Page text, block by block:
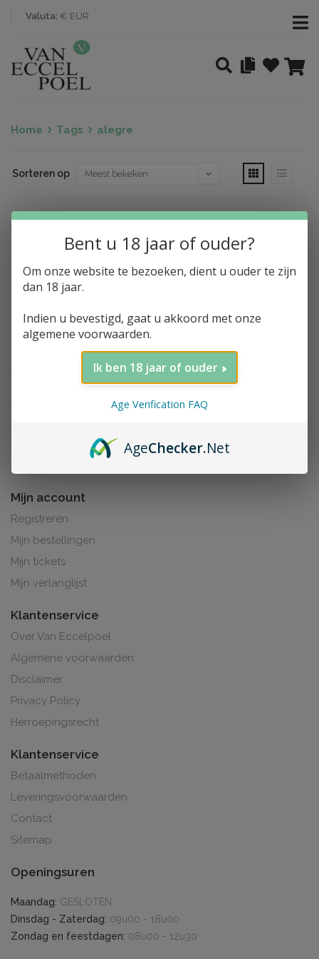
Valuta: € EUR
Home Tags alegre
Sorteren op
Nothing found
Mijn account
Registreren
Mijn bestellingen
Mijn tickets
Mijn verlanglijst
Klantenservice
Over Van Eccelpoel
Algemene voorwaarden
Disclaimer
Privacy Policy
Herroepingsrecht
Klantenservice
Betaalmethoden
Leveringsvoorwaarden
Contact
Sitemap
Openingsuren
Maandag: GESLOTEN
Dinsdag - Zaterdag: 09u00 - 18u00
Zondag en feestdagen: 08u00 - 12u30
Bent u 18 jaar of ouder?
Om onze website te bezoeken, dient u ouder te zijn
dan 18 jaar.
Indien u bevestigd, gaat u akkoord met onze
algemene voorwaarden.
Ik ben 18 jaar of ouder
Age Verification FAQ
AgeChecker.Net